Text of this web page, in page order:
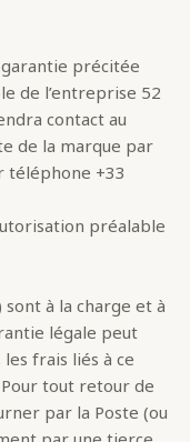
précitée
de l’entreprise 52
contact au
de la marque par
téléphone +33
préalable
sont à la charge et à
légale peut
frais liés à ce
tout retour de
par la Poste (ou